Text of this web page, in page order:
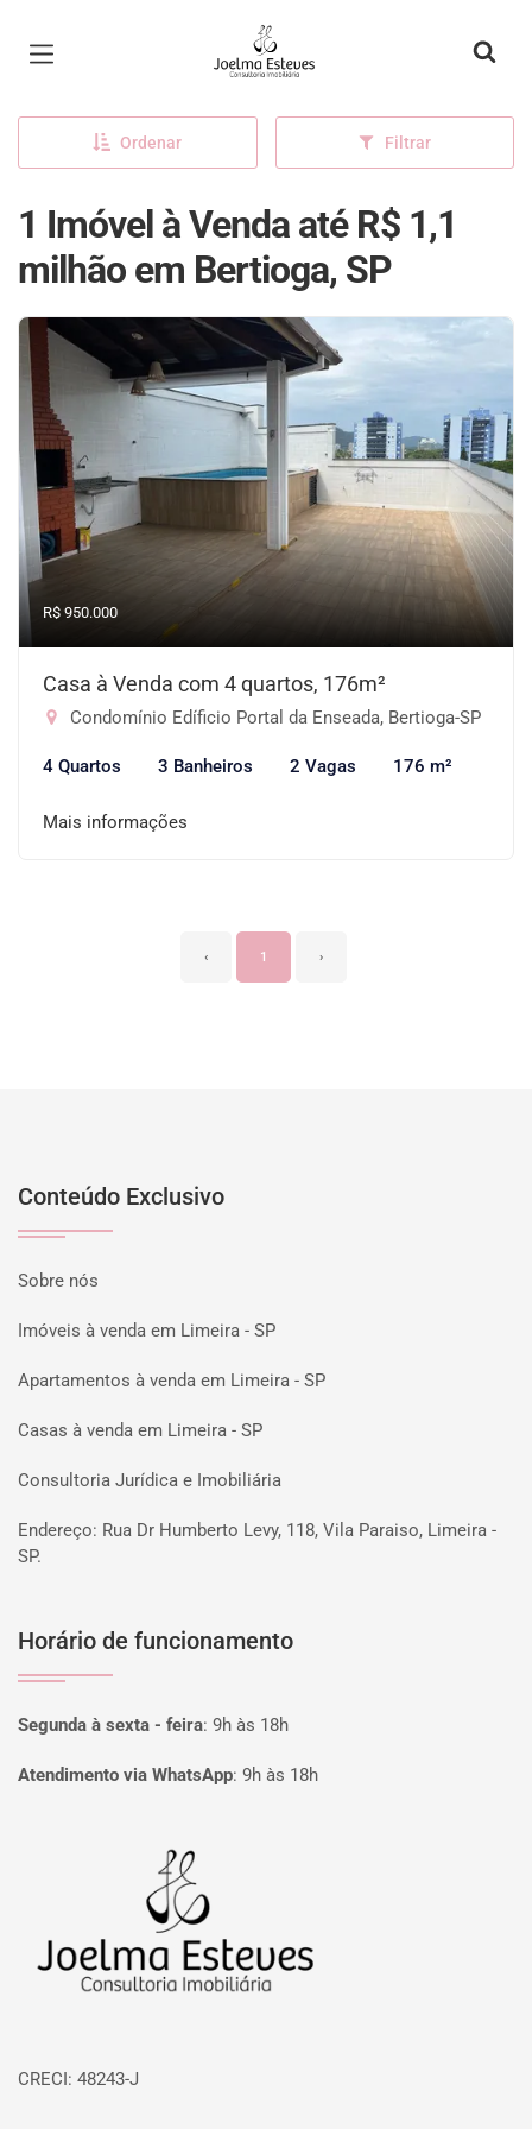
Página inicial
Ordenar Filtrar
1 Imóvel à Venda até R$ 1,1
milhão em Bertioga, SP
R$ 950.000
Casa à Venda com 4 quartos, 176m²
Condomínio Edíficio Portal da Enseada, Bertioga-SP
4 Quartos 3 Banheiros 2 Vagas 176 m²
Mais informações
‹ 1 ›
Conteúdo Exclusivo
Sobre nós
Imóveis à venda em Limeira - SP
Apartamentos à venda em Limeira - SP
Casas à venda em Limeira - SP
Consultoria Jurídica e Imobiliária
Endereço: Rua Dr Humberto Levy, 118, Vila Paraiso, Limeira -
SP.
Horário de funcionamento
Segunda à sexta - feira: 9h às 18h
Atendimento via WhatsApp: 9h às 18h
CRECI: 48243-J